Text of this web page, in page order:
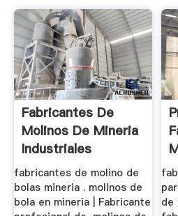
Fabricantes De
Molinos De Mineria
Industriales
fabricantes de molino de
bolas mineria . molinos de
bola en mineria | Fabricante
de